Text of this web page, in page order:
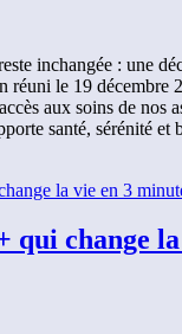
inchangée : une
réuni le 19 décembre
aux soins de nos
santé, sérénité et
qui change